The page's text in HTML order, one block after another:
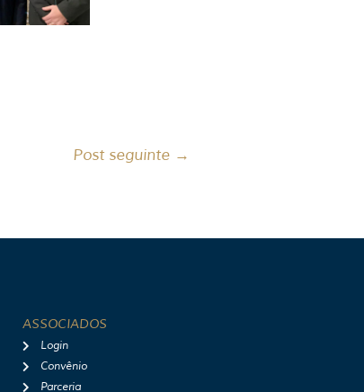
Post seguinte →
ASSOCIADOS
Login
Convênio
Parceria